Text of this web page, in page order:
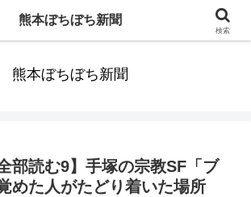
ごしていたんだわ。ずっといっしょに歩いてゆけるっ
熊本ぼちぼち新聞
部読む9】手塚の宗教SF「ブ
めた人がたどり着いた場所
熊本ぼちぼち新聞
検索